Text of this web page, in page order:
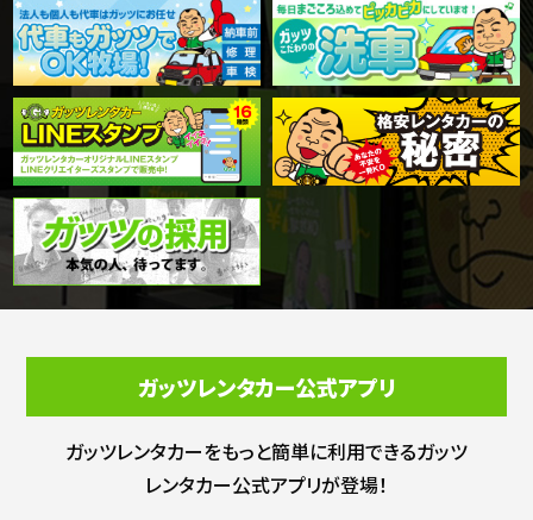
ガッツレンタカー公式アプリ
ガッツレンタカーをもっと簡単に利用できるガッツ
レンタカー公式アプリが登場！